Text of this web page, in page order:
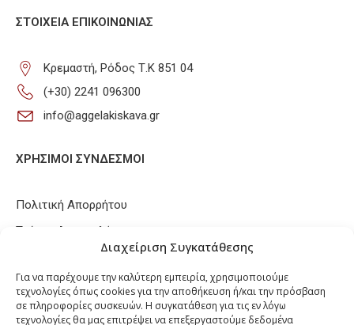
Διαχείριση Συγκατάθεσης
Για να παρέχουμε την καλύτερη εμπειρία, χρησιμοποιούμε
τεχνολογίες όπως cookies για την αποθήκευση ή/και την πρόσβαση
σε πληροφορίες συσκευών. Η συγκατάθεση για τις εν λόγω
τεχνολογίες θα μας επιτρέψει να επεξεργαστούμε δεδομένα
ΣΤΟΙΧΕΊΑ ΕΠΙΚΟΙΝΩΝΊΑΣ
Κρεμαστή, Ρόδος Τ.Κ 851 04
(+30) 2241 096300
info@aggelakiskava.gr
ΧΡΗΣΙΜΟΙ ΣΥΝΔΕΣΜΟΙ
Πολιτική Απορρήτου
Τρόποι Αποστολής
Πολιτική Επιστροφών / Ακυρώσεων
Πολιτική Cookies